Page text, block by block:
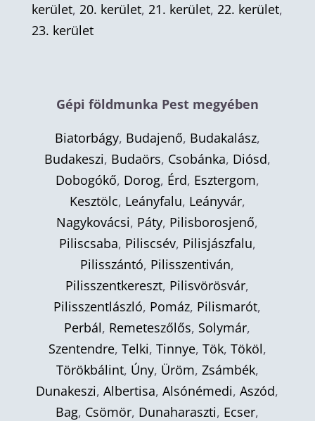
kerület, 20. kerület, 21. kerület, 22. kerület,
23. kerület
Gépi földmunka Pest megyében
Biatorbágy, Budajenő, Budakalász,
Budakeszi, Budaörs, Csobánka, Diósd,
Dobogókő, Dorog, Érd, Esztergom,
Kesztölc, Leányfalu, Leányvár,
Nagykovácsi, Páty, Pilisborosjenő,
Piliscsaba, Piliscsév, Pilisjászfalu,
Pilisszántó, Pilisszentiván,
Pilisszentkereszt, Pilisvörösvár,
Pilisszentlászló, Pomáz, Pilismarót,
Perbál, Remeteszőlős, Solymár,
Szentendre, Telki, Tinnye, Tök, Tököl,
Törökbálint, Úny, Üröm, Zsámbék,
Dunakeszi,Albertisa,Alsónémedi,Aszód,
Bag, Csömör, Dunaharaszti, Ecser,